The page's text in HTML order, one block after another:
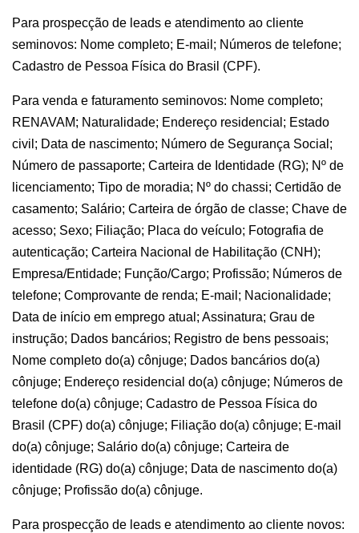
Para prospecção de leads e atendimento ao cliente
seminovos: Nome completo; E-mail; Números de telefone;
Cadastro de Pessoa Física do Brasil (CPF).
Para venda e faturamento seminovos: Nome completo;
RENAVAM; Naturalidade; Endereço residencial; Estado
civil; Data de nascimento; Número de Segurança Social;
Número de passaporte; Carteira de Identidade (RG); Nº de
licenciamento; Tipo de moradia; Nº do chassi; Certidão de
casamento; Salário; Carteira de órgão de classe; Chave de
acesso; Sexo; Filiação; Placa do veículo; Fotografia de
autenticação; Carteira Nacional de Habilitação (CNH);
Empresa/Entidade; Função/Cargo; Profissão; Números de
telefone; Comprovante de renda; E-mail; Nacionalidade;
Data de início em emprego atual; Assinatura; Grau de
instrução; Dados bancários; Registro de bens pessoais;
Nome completo do(a) cônjuge; Dados bancários do(a)
cônjuge; Endereço residencial do(a) cônjuge; Números de
telefone do(a) cônjuge; Cadastro de Pessoa Física do
Brasil (CPF) do(a) cônjuge; Filiação do(a) cônjuge; E-mail
do(a) cônjuge; Salário do(a) cônjuge; Carteira de
identidade (RG) do(a) cônjuge; Data de nascimento do(a)
cônjuge; Profissão do(a) cônjuge.
Para prospecção de leads e atendimento ao cliente novos: